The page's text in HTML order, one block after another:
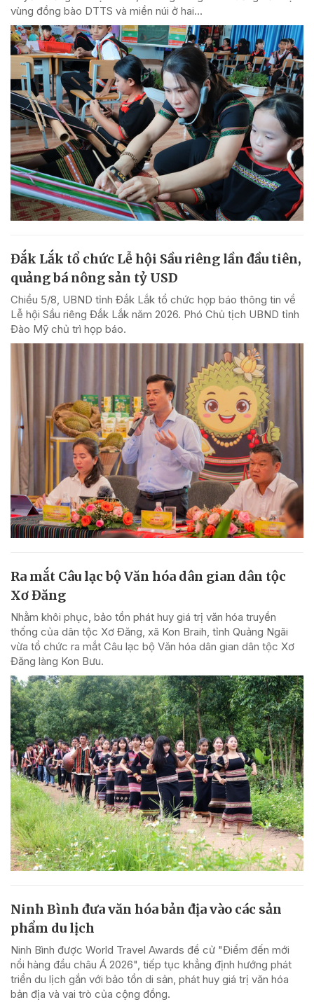
vùng đồng bào DTTS và miền núi ở hai...
Đắk Lắk tổ chức Lễ hội Sầu riêng lần đầu tiên,
quảng bá nông sản tỷ USD
Chiều 5/8, UBND tỉnh Đắk Lắk tổ chức họp báo thông tin về
Lễ hội Sầu riêng Đắk Lắk năm 2026. Phó Chủ tịch UBND tỉnh
Đào Mỹ chủ trì họp báo.
Ra mắt Câu lạc bộ Văn hóa dân gian dân tộc
Xơ Đăng
Nhằm khôi phục, bảo tồn phát huy giá trị văn hóa truyền
thống của dân tộc Xơ Đăng, xã Kon Braih, tỉnh Quảng Ngãi
vừa tổ chức ra mắt Câu lạc bộ Văn hóa dân gian dân tộc Xơ
Đăng làng Kon Bưu.
Ninh Bình đưa văn hóa bản địa vào các sản
phẩm du lịch
Ninh Bình được World Travel Awards đề cử "Điểm đến mới
nổi hàng đầu châu Á 2026", tiếp tục khẳng định hướng phát
triển du lịch gắn với bảo tồn di sản, phát huy giá trị văn hóa
bản địa và vai trò của cộng đồng.